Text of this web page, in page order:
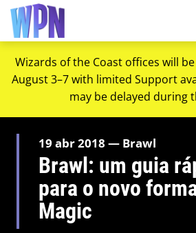
Wizards of the Coast offices will
August 3–7 with limited Support
may be delayed during
19 abr 2018 — Brawl
Brawl: um guia
para o novo
Magic